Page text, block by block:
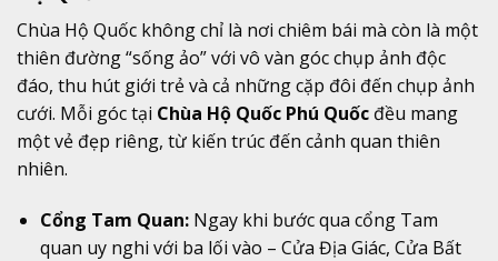
Chùa Hộ Quốc không chỉ là nơi chiêm bái mà còn là một
thiên đường “sống ảo” với vô vàn góc chụp ảnh độc
đáo, thu hút giới trẻ và cả những cặp đôi đến chụp ảnh
cưới. Mỗi góc tại Chùa Hộ Quốc Phú Quốc đều mang
một vẻ đẹp riêng, từ kiến trúc đến cảnh quan thiên
nhiên.
Cổng Tam Quan:Ngay khi bước qua cổng Tam
quan uy nghi với ba lối vào – Cửa Địa Giác, Cửa Bất